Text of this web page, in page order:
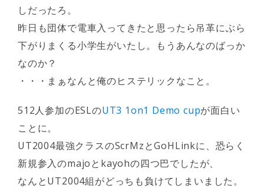
しだったろ。
昨日も団体で電車入ってきたと思ったら吊革にぶら
下がりまくる小学生がいたし。もうあんなのばっか
なのか？
・・・まぁなんと俺のヒステリックなこと。
512人参加のESLのUT3 1on1 Demo cupが面白い
ことに。
UT2004最強クラスのScrMzとGoHLinkに、恐らく
新規参入のmajoとkayohの四つ巴でしたが、
なんとUT2004組がどっちも負けてしまいました。